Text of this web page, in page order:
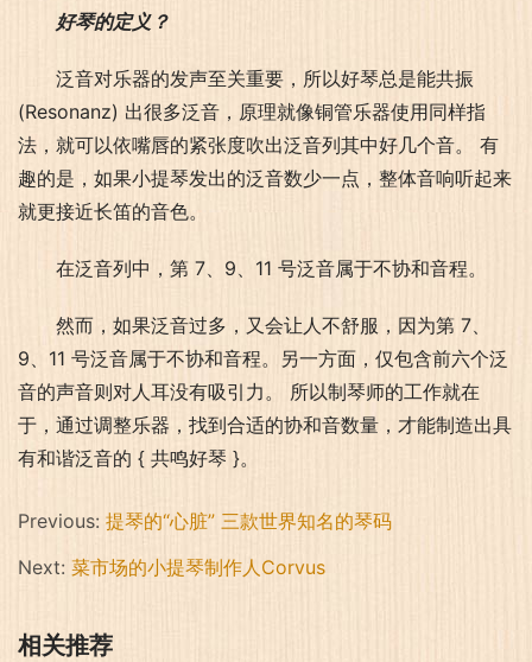
好琴的定义？
泛音对乐器的发声至关重要，所以好琴总是能共振
(Resonanz) 出很多泛音，原理就像铜管乐器使用同样指
法，就可以依嘴唇的紧张度吹出泛音列其中好几个音。 有
趣的是，如果小提琴发出的泛音数少一点，整体音响听起来
就更接近长笛的音色。
在泛音列中，第 7、9、11 号泛音属于不协和音程。
然而，如果泛音过多，又会让人不舒服，因为第 7、
9、11 号泛音属于不协和音程。另一方面，仅包含前六个泛
音的声音则对人耳没有吸引力。 所以制琴师的工作就在
于，通过调整乐器，找到合适的协和音数量，才能制造出具
有和谐泛音的 { 共鸣好琴 }。
Previous: 提琴的“心脏” 三款世界知名的琴码
Next: 菜市场的小提琴制作人Corvus
相关推荐